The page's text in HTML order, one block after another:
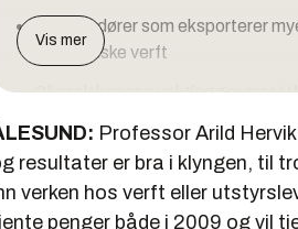
Leverandører som eksporterer
utenlandske verft
Oljeselskapene vektlegger mer
Kilde: Hervik/Oterhals -
Vis mer
Professor Arild
resultater er bra i klyngen, til
verken hos verft eller
penger både i 2009 og vil